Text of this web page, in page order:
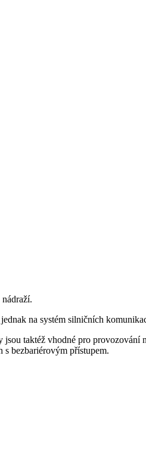
na systém silničních
taktéž vhodné pro provozování
s bezbariérovým přístupem.